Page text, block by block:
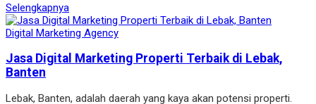
Selengkapnya
Digital Marketing Agency
Jasa Digital Marketing Properti Terbaik di Lebak,
Banten
Lebak, Banten, adalah daerah yang kaya akan potensi properti.